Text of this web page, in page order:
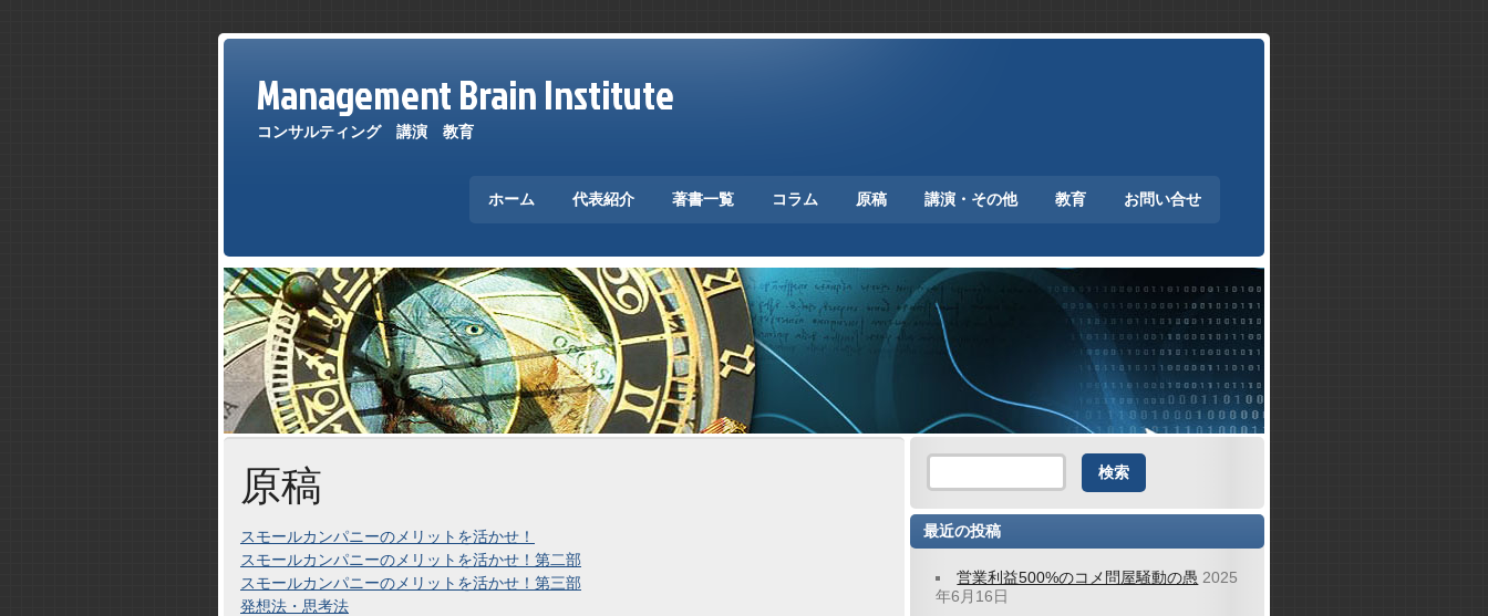
Management Brain Institute
コンサルティング 講演 教育
ホーム 代表紹介 著書一覧 コラム 原稿 講演・その他 教育 お問い合せ
原稿
スモールカンパニーのメリットを活かせ！
スモールカンパニーのメリットを活かせ！第二部
スモールカンパニーのメリットを活かせ！第三部
発想法・思考法
最近の投稿
営業利益500%のコメ問屋騒動の愚 2025
年6月16日